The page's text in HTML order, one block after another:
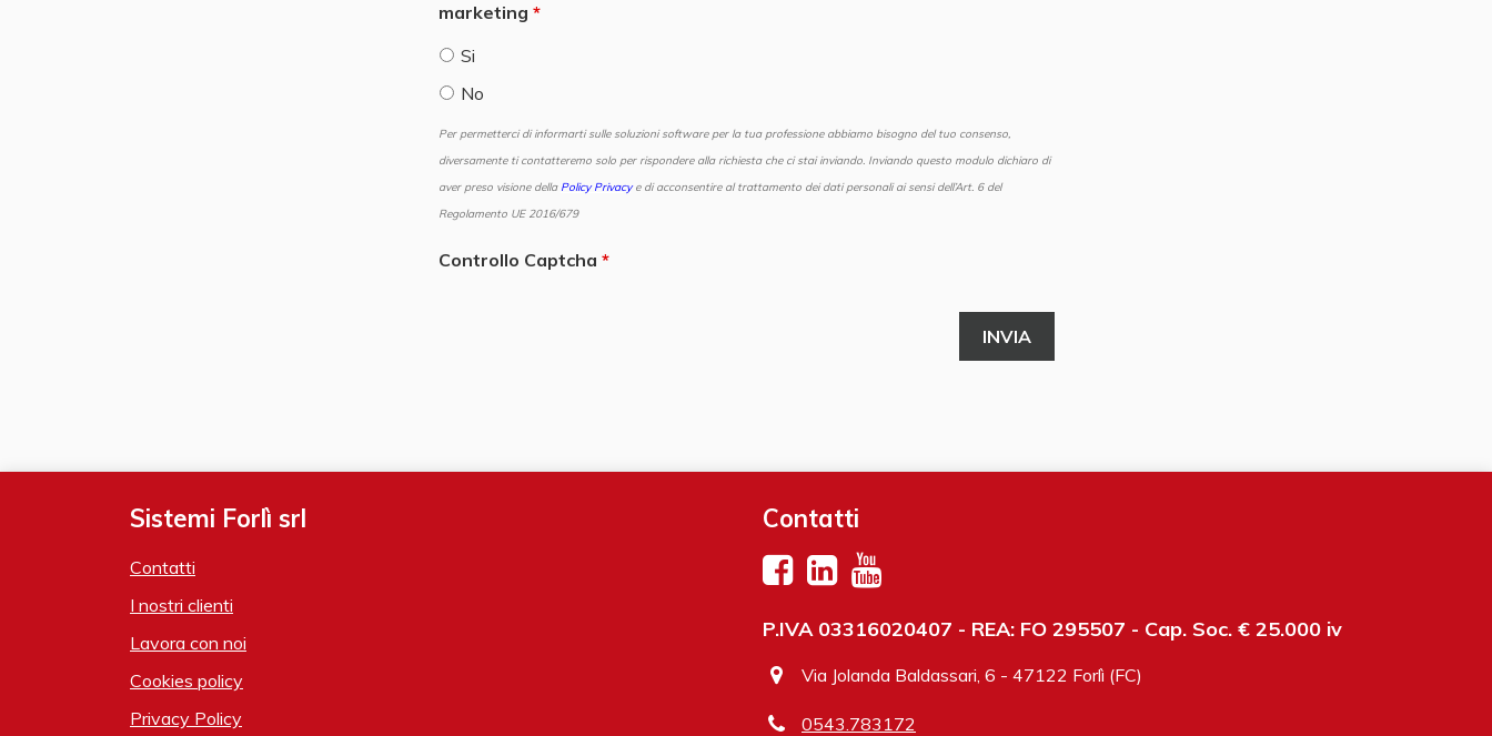
marketing
Si
No
Per permetterci di informarti sulle soluzioni software per la tua professione abbiamo bisogno del tuo consenso,
diversamente ti contatteremo solo per rispondere alla richiesta che ci stai inviando. Inviando questo modulo dichiaro di
aver preso visione della Policy Privacye di acconsentire al trattamento dei dati personali ai sensi dell’Art. 6 del
Regolamento UE 2016/679
Controllo Captcha
Sistemi Forlì srl
Contatti
I nostri clienti
Lavora con noi
Cookies policy
Privacy Policy
Contatti
P.IVA 03316020407 - REA: FO 295507 - Cap. Soc. € 25.000 iv
Via Jolanda Baldassari, 6 - 47122 Forlì (FC)
0543.783172